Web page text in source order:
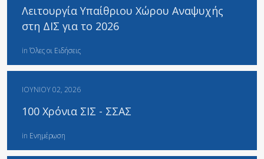
Λειτουργία Υπαίθριου Χώρου Αναψυχής
στη ΔΙΣ για το 2026
in Όλες οι Ειδήσεις
ΙΟΥΝΊΟΥ 02, 2026
100 Χρόνια ΣΙΣ - ΣΣΑΣ
in Ενημέρωση